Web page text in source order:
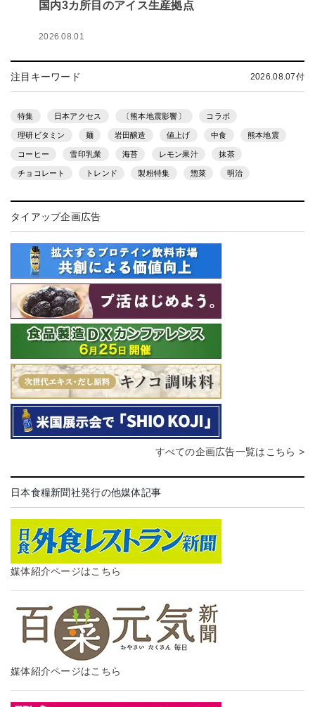
国内3カ所目のアイス生産拠点
2026.08.01
注目キーワード 2026.08.07付
特集 日本アクセス 〔熊本地震影響〕 コラボ
理研ビタミン 麺 岩田醸造 値上げ 中食 熊本地震
コーヒー 雪印乳業 海苔 レモン果汁 抹茶
チョコレート トレンド 製粉特集 惣菜 明治
タイアップ企画広告
すべての企画広告一覧はこちら >
日本食糧新聞社発行の他媒体記事
媒体紹介ページはこちら
媒体紹介ページはこちら